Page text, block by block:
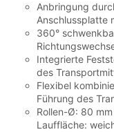
Anbringung
Anschlussplatte
360°
Integrierte
des
Flexibel
Führung des
Rollen-Ø: 80
Lauffläche: